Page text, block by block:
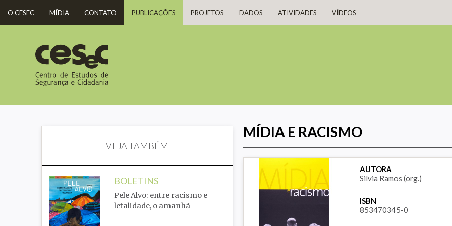
O CESEC MÍDIA CONTATO PUBLICAÇÕES PROJETOS DADOS ATIVIDADES VÍDEOS
VEJA TAMBÉM
BOLETINS
Pele Alvo: entre racismo e
letalidade, o amanhã
MÍDIA E RACISMO
AUTORA
Silvia Ramos (org.)
ISBN
853470345-0